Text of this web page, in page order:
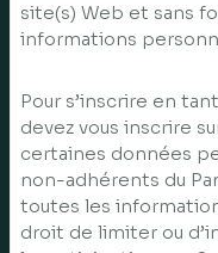
site(s) Web et sans
informations
Pour s’inscrire en
devez vous inscrire
certaines données
non-adhérents du
toutes les
droit de limiter ou